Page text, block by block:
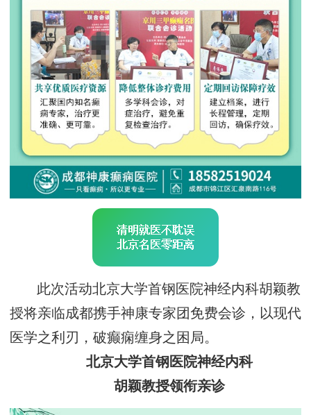
此次活动北京大学首钢医院神经内科胡颖教
授将亲临成都携手神康专家团免费会诊，以现代
医学之利刃，破癫痫缠身之困局。
北京大学首钢医院神经内科
胡颖教授领衔亲诊